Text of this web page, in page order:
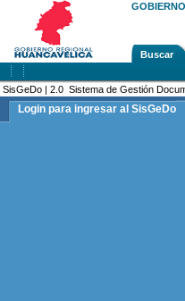
Buscar
SisGeDo | 2.0 Sistema de Gestión
Login para ingresar al SisGeDo